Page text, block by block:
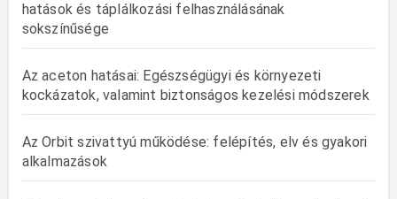
hatások és táplálkozási felhasználásának
sokszínűsége
Az aceton hatásai: Egészségügyi és környezeti
kockázatok, valamint biztonságos kezelési módszerek
Az Orbit szivattyú működése: felépítés, elv és gyakori
alkalmazások